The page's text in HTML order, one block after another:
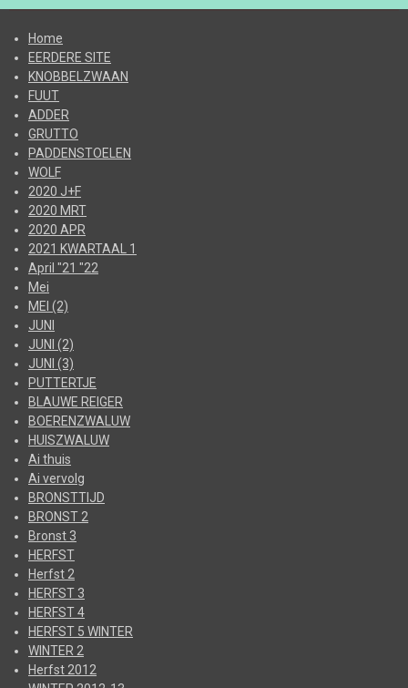
Home
EERDERE SITE
KNOBBELZWAAN
FUUT
ADDER
GRUTTO
PADDENSTOELEN
WOLF
2020 J+F
2020 MRT
2020 APR
2021 KWARTAAL 1
April "21 "22
Mei
MEI (2)
JUNI
JUNI (2)
JUNI (3)
PUTTERTJE
BLAUWE REIGER
BOERENZWALUW
HUISZWALUW
Ai thuis
Ai vervolg
BRONSTTIJD
BRONST 2
Bronst 3
HERFST
Herfst 2
HERFST 3
HERFST 4
HERFST 5 WINTER
WINTER 2
Herfst 2012